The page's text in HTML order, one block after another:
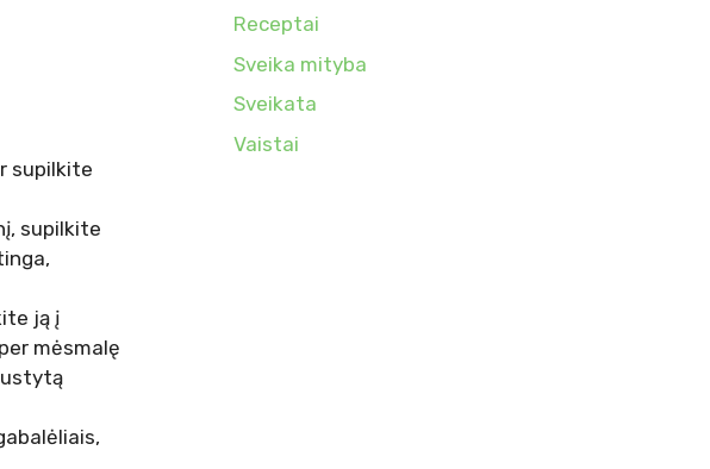
supilkite
supilkite
ją į
mėsmalę
Receptai
Sveika mityba
Sveikata
Vaistai